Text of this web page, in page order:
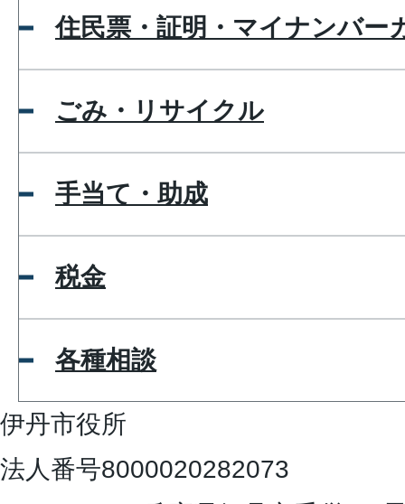
住民票・証明・マイナンバー
ごみ・リサイクル
手当て・助成
税金
各種相談
伊丹市役所
法人番号8000020282073